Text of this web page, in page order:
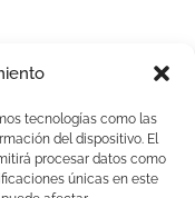
tecnologías como las
del dispositivo. El
procesar datos como
únicas en este